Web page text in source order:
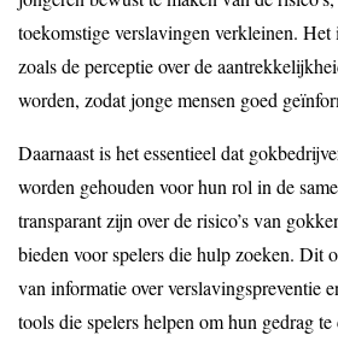
toekomstige verslavingen verkleinen. Het
zoals de perceptie over de
worden, zodat jonge mensen goed
Daarnaast is het essentieel dat
worden gehouden voor hun rol in de
transparant zijn over de risico’s van
bieden voor spelers die hulp zoeken. Dit
van informatie over verslavingspreventie
tools die spelers helpen om hun gedrag